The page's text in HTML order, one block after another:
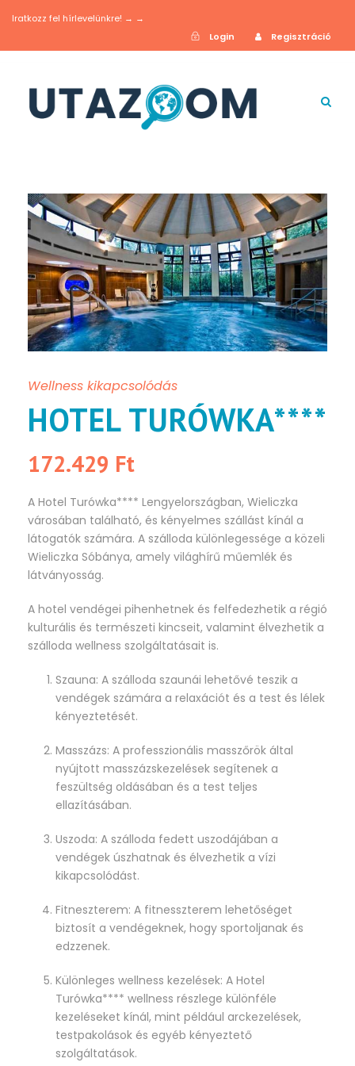
Iratkozz fel hírlevelünkre! → →
Login
Regisztráció
Wellness kikapcsolódás
HOTEL TURÓWKA****
172.429 Ft
A Hotel Turówka**** Lengyelországban, Wieliczka
városában található, és kényelmes szállást kínál a
látogatók számára. A szálloda különlegessége a közeli
Wieliczka Sóbánya, amely világhírű műemlék és
látványosság.
A hotel vendégei pihenhetnek és felfedezhetik a régió
kulturális és természeti kincseit, valamint élvezhetik a
szálloda wellness szolgáltatásait is.
Szauna: A szálloda szaunái lehetővé teszik a
vendégek számára a relaxációt és a test és lélek
kényeztetését.
Masszázs: A professzionális masszőrök által
nyújtott masszázskezelések segítenek a
feszültség oldásában és a test teljes
ellazításában.
Uszoda: A szálloda fedett uszodájában a
vendégek úszhatnak és élvezhetik a vízi
kikapcsolódást.
Fitneszterem: A fitnesszterem lehetőséget
biztosít a vendégeknek, hogy sportoljanak és
edzzenek.
Különleges wellness kezelések: A Hotel
Turówka**** wellness részlege különféle
kezeléseket kínál, mint például arckezelések,
testpakolások és egyéb kényeztető
szolgáltatások.